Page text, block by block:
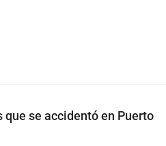
se accidentó en Puerto